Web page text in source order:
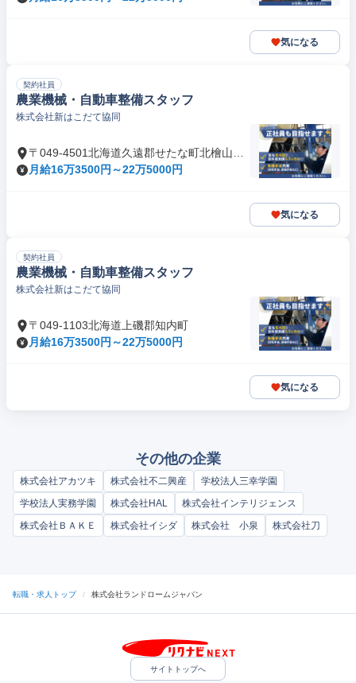
気になる
契約社員
農業機械・自動車整備スタッフ
株式会社新はこだて協同
〒049-4501北海道久遠郡せたな町北檜山区
北檜山
月給16万3500円～22万5000円
気になる
契約社員
農業機械・自動車整備スタッフ
株式会社新はこだて協同
〒049-1103北海道上磯郡知内町
月給16万3500円～22万5000円
気になる
その他の企業
株式会社アカツキ 株式会社不二興産
学校法人三幸学園
学校法人実務学園
株式会社HAL
株式会社インテリジェンス
株式会社ＢＡＫＥ
株式会社イシダ 株式会社 小泉 株式会社刀
転職・求人トップ / 株式会社ランドロームジャパン
サイトトップへ